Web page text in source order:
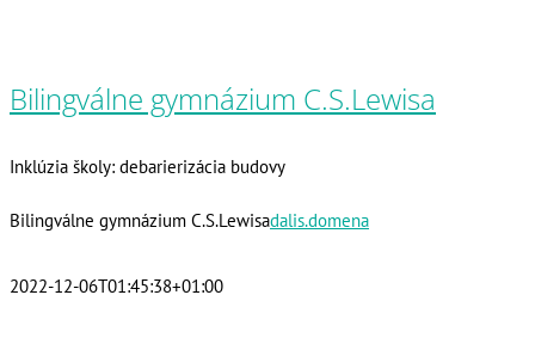
Bilingválne gymnázium C.S.Lewisa
Inklúzia školy: debarierizácia budovy
Bilingválne gymnázium C.S.Lewisadalis.domena
2022-12-06T01:45:38+01:00